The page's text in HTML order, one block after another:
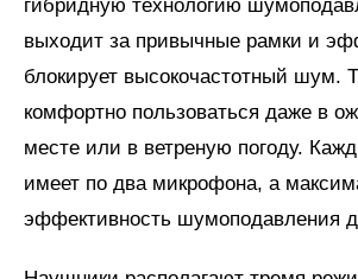
гибридную технологию
выходит за привычные рамки и
блокирует высокочастотный
комфортно пользоваться даже в
месте или в ветреную погоду.
имеет по два микрофона, а
эффективность шумоподавления